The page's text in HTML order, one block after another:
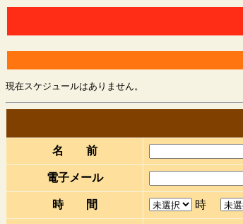
現在スケジュールはありません。
名 前
電子メール
時 間 時